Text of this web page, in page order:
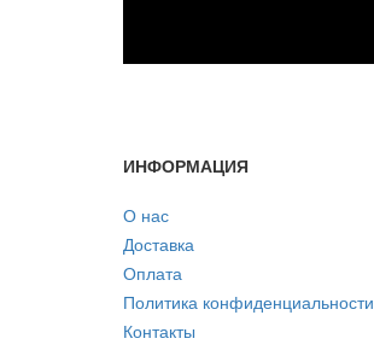
ИНФОРМАЦИЯ
О нас
Доставка
Оплата
Политика конфиденциальности
Контакты